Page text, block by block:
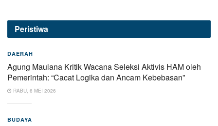
Peristiwa
DAERAH
Agung Maulana Kritik Wacana Seleksi Aktivis HAM oleh
Pemerintah: “Cacat Logika dan Ancam Kebebasan”
RABU, 6 MEI 2026
BUDAYA